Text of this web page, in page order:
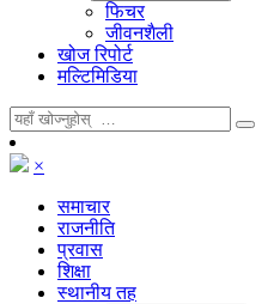
फिचर
जीवनशैली
खोज रिपोर्ट
मल्टिमिडिया
×
समाचार
राजनीति
प्रवास
शिक्षा
स्थानीय तह